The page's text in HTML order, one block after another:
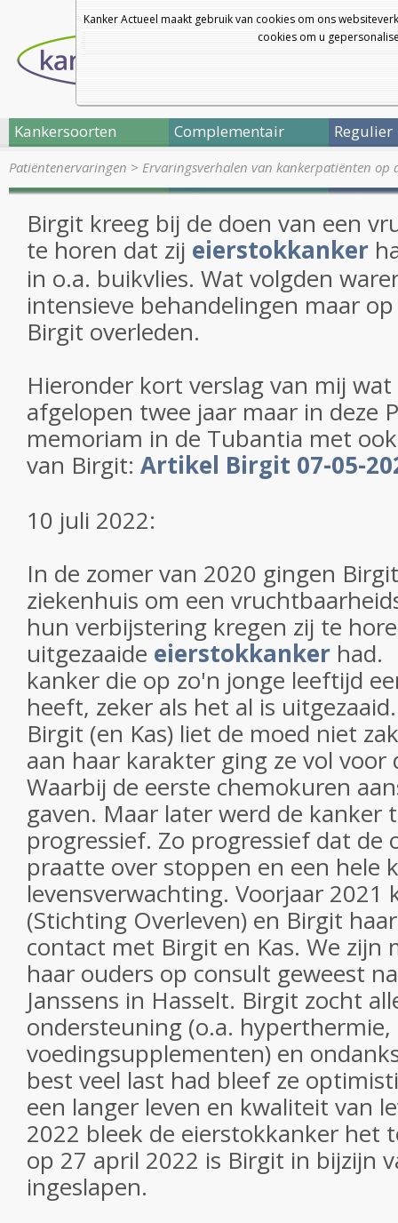
Kanker Actueel maakt gebruik van cookies om ons
cookies om u
Kankersoorten Complementair Regulier
Patiëntenervaringen > Ervaringsverhalen van kankerpatiënten op
Birgit kreeg bij de doen van een
te horen dat zij eierstokkanker
in o.a. buikvlies. Wat volgden
intensieve behandelingen maar
Birgit overleden.
Hieronder kort verslag van mij
afgelopen twee jaar maar in deze
memoriam in de Tubantia met
van Birgit: Artikel Birgit 07-05-
10 juli 2022:
In de zomer van 2020 gingen
ziekenhuis om een
hun verbijstering kregen zij te
uitgezaaide eierstokkanker had.
kanker die op zo'n jonge leeftijd
heeft, zeker als het al is
Birgit (en Kas) liet de moed niet
aan haar karakter ging ze vol voor
Waarbij de eerste chemokuren
gaven. Maar later werd de kanker
progressief. Zo progressief dat de
praatte over stoppen en een hele
levensverwachting. Voorjaar 2021
(Stichting Overleven) en Birgit
contact met Birgit en Kas. We zijn
haar ouders op consult geweest
Janssens in Hasselt. Birgit zocht
ondersteuning (o.a. hyperthermie,
voedingsupplementen) en
best veel last had bleef ze
een langer leven en kwaliteit van
2022 bleek de eierstokkanker het
op 27 april 2022 is Birgit in bijzijn
ingeslapen.